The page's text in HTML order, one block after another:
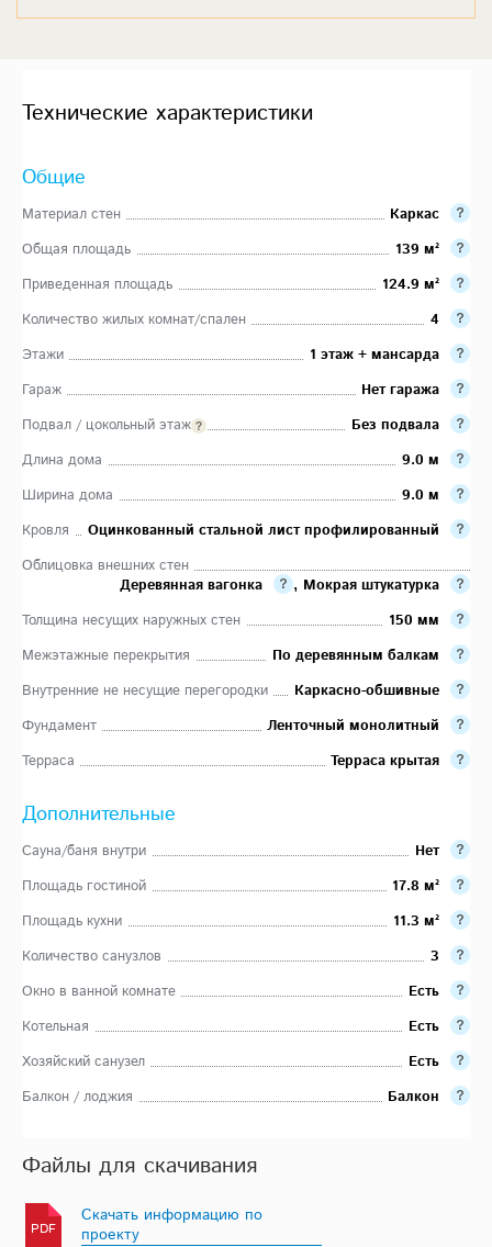
Технические характеристики
Общие
Материал стен
Каркас
Общая площадь
139 м²
Приведенная площадь
124.9 м²
Количество жилых комнат/спален
4
Этажи
1 этаж + мансарда
Гараж
Нет гаража
Подвал / цокольный этаж
Без подвала
Длина дома
9.0 м
Ширина дома
9.0 м
Кровля
Оцинкованный стальной лист профилированный
Облицовка внешних стен
Деревянная вагонка
, Мокрая штукатурка
Толщина несущих наружных стен
150 мм
Межэтажные перекрытия
По деревянным балкам
Внутренние не несущие перегородки
Каркасно-обшивные
Фундамент
Ленточный монолитный
Терраса
Терраса крытая
Дополнительные
Сауна/баня внутри
Нет
Площадь гостиной
17.8 м²
Площадь кухни
11.3 м²
Количество санузлов
3
Окно в ванной комнате
Есть
Котельная
Есть
Хозяйский санузел
Есть
Балкон / лоджия
Балкон
Файлы для скачивания
PDF
Скачать информацию по
проекту